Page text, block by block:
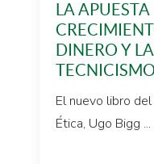
LA APUESTA
DINERO Y
El nuevo libro
Ética, Ugo Bigg ...